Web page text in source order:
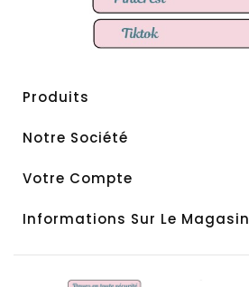
Produits
Notre Société
Votre Compte
Informations Sur Le Magasin